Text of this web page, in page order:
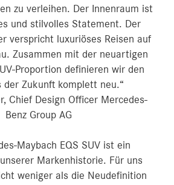
zu verleihen. Der Innenraum ist
und stilvolles Statement. Der
verspricht luxuriöses Reisen auf
Zusammen mit der neuartigen
Proportion definieren wir den
der Zukunft komplett neu.“
Chief Design Officer Mercedes-
Benz Group AG
Maybach EQS SUV ist ein
Markenhistorie. Für uns
weniger als die Neudefinition